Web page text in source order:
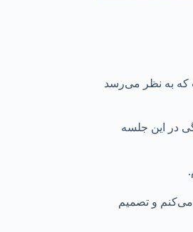
که به نظر می‌رسد
در این جلسه
می‌کنم و تصمیم